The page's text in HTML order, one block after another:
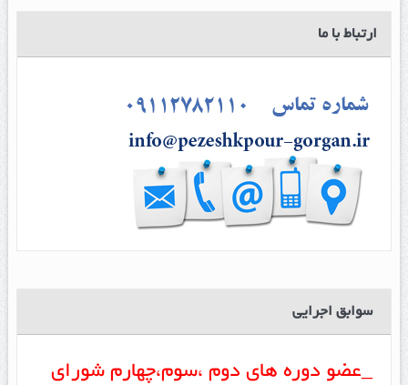
ارتباط با ما
سوابق اجرایی
_عضو دوره های دوم ،سوم،چهارم شورای